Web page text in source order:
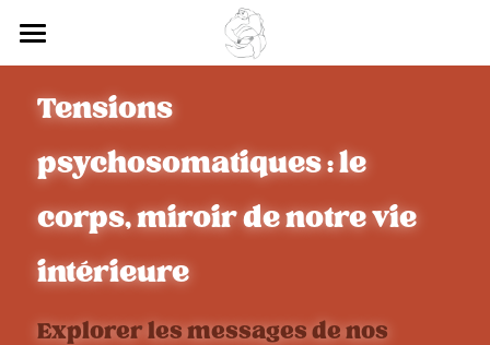
accueil
mes accompagnements
accompagnement psychocorporel
massage intuitif
offrir un massage
le cabinet
à propos
blog
Tensions
psychosomatiques : le
corps, miroir de notre vie
intérieure
Explorer les messages de nos